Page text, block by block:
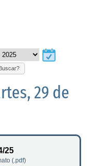
29 de
25
(.pdf)